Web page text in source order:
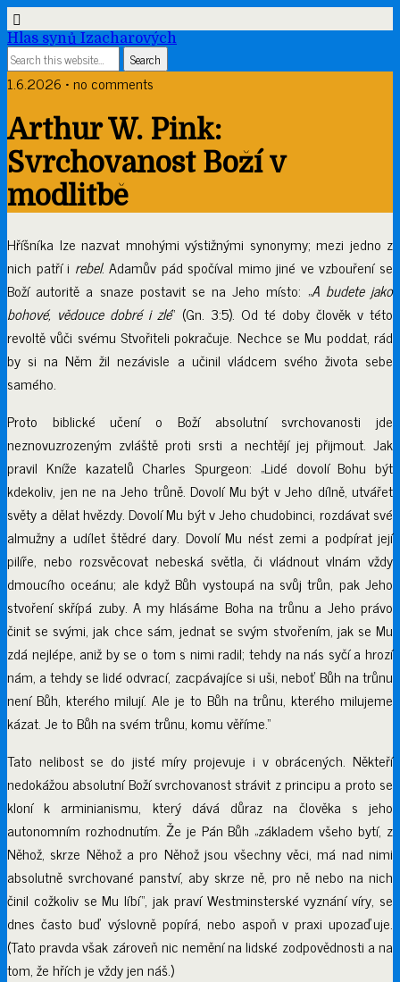
Hlas synů Izacharových
1.6.2026 • no comments
Arthur W. Pink:
Svrchovanost Boží v
modlitbě
Hříšníka lze nazvat mnohými výstižnými synonymy; mezi jedno z
nich patří i rebel. Adamův pád spočíval mimo jiné ve vzbouření se
Boží autoritě a snaze postavit se na Jeho místo: „A budete jako
bohové, vědouce dobré i zlé“ (Gn. 3:5). Od té doby člověk v této
revoltě vůči svému Stvořiteli pokračuje. Nechce se Mu poddat, rád
by si na Něm žil nezávisle a učinil vládcem svého života sebe
samého.
Proto biblické učení o Boží absolutní svrchovanosti jde
neznovuzrozeným zvláště proti srsti a nechtějí jej přijmout. Jak
pravil Kníže kazatelů Charles Spurgeon: „Lidé dovolí Bohu být
kdekoliv, jen ne na Jeho trůně. Dovolí Mu být v Jeho dílně, utvářet
světy a dělat hvězdy. Dovolí Mu být v Jeho chudobinci, rozdávat své
almužny a udílet štědré dary. Dovolí Mu nést zemi a podpírat její
pilíře, nebo rozsvěcovat nebeská světla, či vládnout vlnám vždy
dmoucího oceánu; ale když Bůh vystoupá na svůj trůn, pak Jeho
stvoření skřípá zuby. A my hlásáme Boha na trůnu a Jeho právo
činit se svými, jak chce sám, jednat se svým stvořením, jak se Mu
zdá nejlépe, aniž by se o tom s nimi radil; tehdy na nás syčí a hrozí
nám, a tehdy se lidé odvrací, zacpávajíce si uši, neboť Bůh na trůnu
není Bůh, kterého milují. Ale je to Bůh na trůnu, kterého milujeme
kázat. Je to Bůh na svém trůnu, komu věříme.“
Tato nelibost se do jisté míry projevuje i v obrácených. Někteří
nedokážou absolutní Boží svrchovanost strávit z principu a proto se
kloní k arminianismu, který dává důraz na člověka s jeho
autonomním rozhodnutím. Že je Pán Bůh „základem všeho bytí, z
Něhož, skrze Něhož a pro Něhož jsou všechny věci, má nad nimi
absolutně svrchované panství, aby skrze ně, pro ně nebo na nich
činil cožkoliv se Mu líbí“, jak praví Westminsterské vyznání víry, se
dnes často buď výslovně popírá, nebo aspoň v praxi upozaďuje.
(Tato pravda však zároveň nic nemění na lidské zodpovědnosti a na
tom, že hřích je vždy jen náš.)